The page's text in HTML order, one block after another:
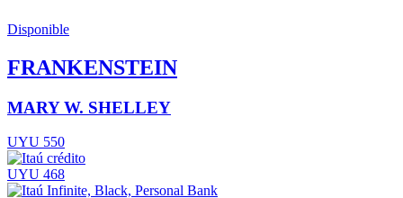
Disponible
FRANKENSTEIN
MARY W. SHELLEY
UYU 550
UYU 468